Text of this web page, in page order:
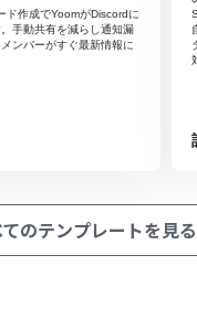
ー起動のきっかけとなる
ガー起動後、フロー内で
設定では、自動化の対象
てください。
ます。
フォルダ名は、固定のテ
取得したTrelloのカード名
ド作成でYoomがDiscordに
手動共有を減らし通知漏
ンバーがすぐ最新情報に
のテンプレートを見る